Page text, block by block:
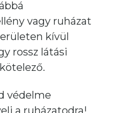
vagy ruházat
kívül
rossz látási
védelme
a ruházatodra!